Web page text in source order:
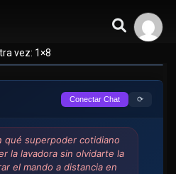
vez: 1×8
Conectar Chat ⟳
qué superpoder cotidiano
la lavadora sin olvidarte la
el mando a distancia en